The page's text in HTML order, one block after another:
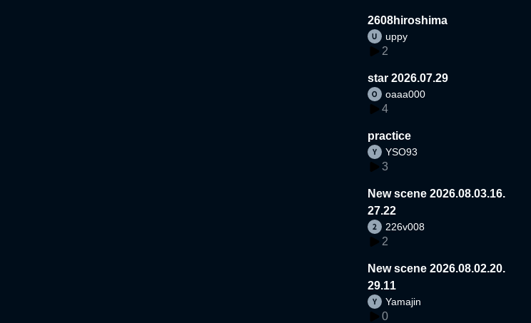
2608hiroshima
uppy
2
star 2026.07.29
oaaa000
4
practice
YSO93
3
New scene 2026.08.03.16.
27.22
226v008
2
New scene 2026.08.02.20.
29.11
Yamajin
0